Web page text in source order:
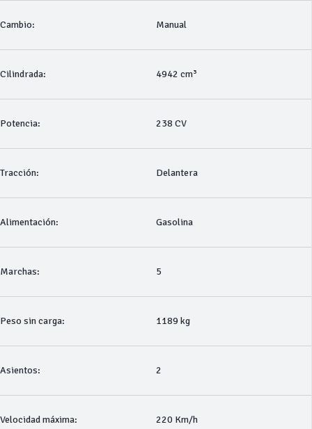
Cambio: Manual
Cilindrada: 4942 cm³
Potencia: 238 CV
Tracción: Delantera
Alimentación: Gasolina
Marchas: 5
Peso sin carga: 1189 kg
Asientos: 2
Velocidad máxima: 220 Km/h